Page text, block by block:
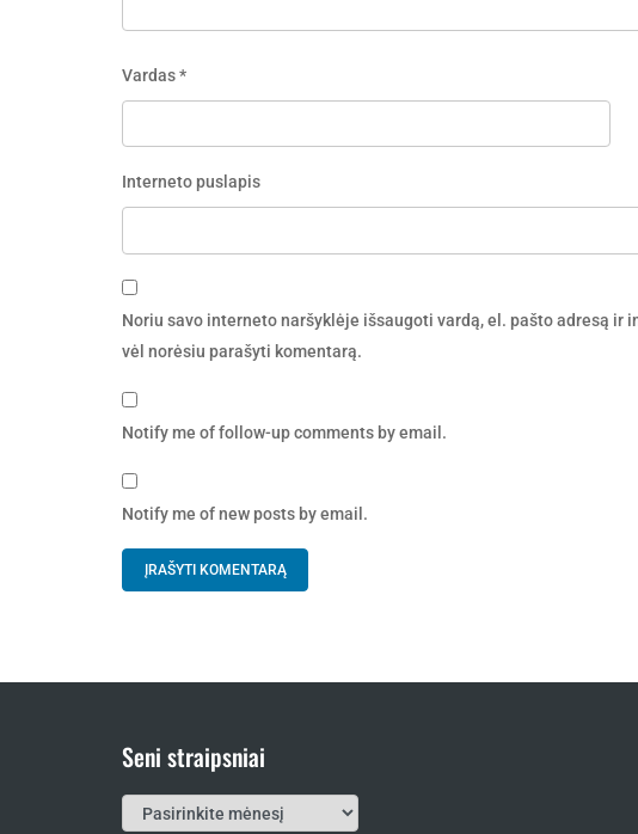
Vardas*
Interneto puslapis
Noriu savo interneto naršyklėje išsaugoti vardą, el. pašto adresą
vėl norėsiu parašyti komentarą.
Notify me of follow-up comments by email.
Notify me of new posts by email.
Seni straipsniai
Seni